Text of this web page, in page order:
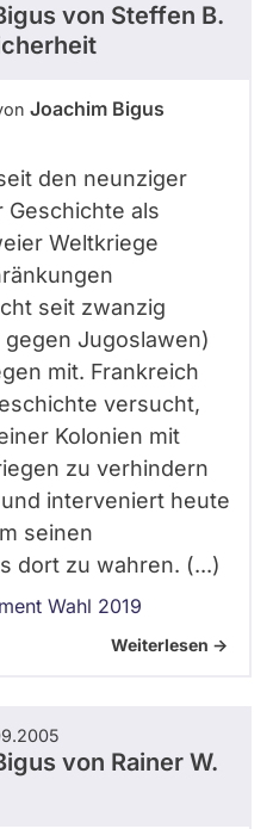
von Steffen B.
Joachim Bigus
den neunziger
Geschichte als
Weltkriege
seit zwanzig
Jugoslawen)
mit. Frankreich
versucht,
Kolonien mit
zu verhindern
interveniert heute
seinen
dort zu wahren. (...)
Wahl 2019
Weiterlesen ->
von Rainer W.